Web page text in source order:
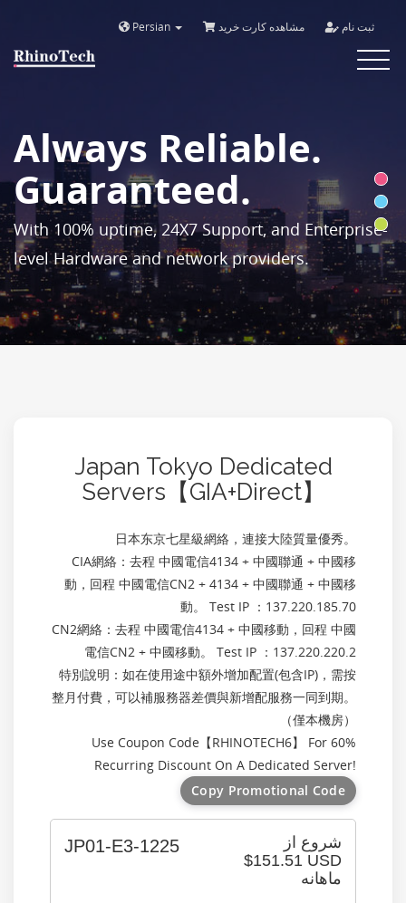
Persian مشاهده کارت خرید ثبت نام
Toggle
Always Reliable.
Guaranteed.
With 100% uptime, 24X7 Support, and Enterprise-
level Hardware and network providers.
Japan Tokyo Dedicated
Servers【GIA+Direct】
日本东京七星級網絡，連接大陸質量優秀。
CIA網絡：去程 中國電信4134 + 中國聯通 + 中國移
動，回程 中國電信CN2 + 4134 + 中國聯通 + 中國移
動。 Test IP ：137.220.185.70
CN2網絡：去程 中國電信4134 + 中國移動，回程 中國
電信CN2 + 中國移動。 Test IP ：137.220.220.2
特別說明：如在使用途中額外增加配置(包含IP)，需按
整月付費，可以補服務器差價與新增配服務一同到期。
（僅本機房）
Use Coupon Code【RHINOTECH6】 For 60%
Recurring Discount On A Dedicated Server!
Copy Promotional Code
شروع از
$151.51 USD
ماهانه
JP01-E3-1225